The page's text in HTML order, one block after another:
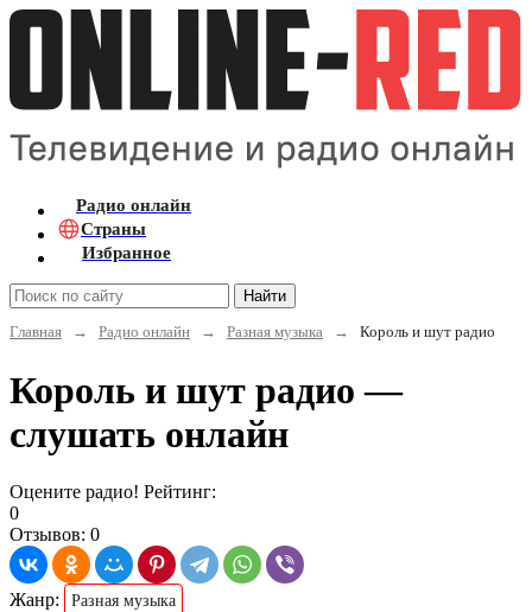
Радио онлайн
Страны
Избранное
Найти
Главная
→ Радио онлайн → Разная музыка → Король и шут радио
Король и шут радио —
слушать онлайн
Оцените радио! Рейтинг:
0
Отзывов: 0
Жанр: Разная музыка